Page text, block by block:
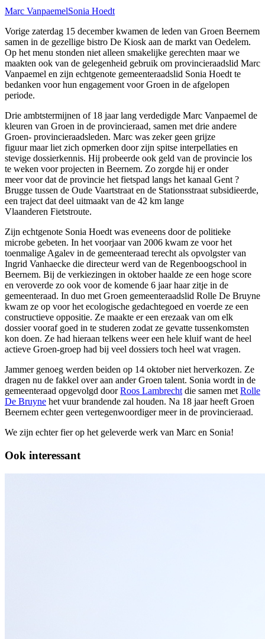
Marc VanpaemelSonia Hoedt
Vorige zaterdag 15 december kwamen de leden van Groen Beernem
samen in de gezellige bistro De Kiosk aan de markt van Oedelem.
Op het menu stonden niet alleen smakelijke gerechten maar we
maakten ook van de gelegenheid gebruik om provincieraadslid Marc
Vanpaemel en zijn echtgenote gemeenteraadslid Sonia Hoedt te
bedanken voor hun engagement voor Groen in de afgelopen
periode.
Drie ambtstermijnen of 18 jaar lang verdedigde Marc Vanpaemel de
kleuren van Groen in de provincieraad, samen met drie andere
Groen- provincieraadsleden. Marc was zeker geen grijze
figuur maar liet zich opmerken door zijn spitse interpellaties en
stevige dossierkennis. Hij probeerde ook geld van de provincie los
te weken voor projecten in Beernem. Zo zorgde hij er onder
meer voor dat de provincie het fietspad langs het kanaal Gent ?
Brugge tussen de Oude Vaartstraat en de Stationsstraat subsidieerde,
een traject dat deel uitmaakt van de 42 km lange
Vlaanderen Fietstroute.
Zijn echtgenote Sonia Hoedt was eveneens door de politieke
microbe gebeten. In het voorjaar van 2006 kwam ze voor het
toenmalige Agalev in de gemeenteraad terecht als opvolgster van
Ingrid Vanhaecke die directeur werd van de Regenboogschool in
Beernem. Bij de verkiezingen in oktober haalde ze een hoge score
en veroverde zo ook voor de komende 6 jaar haar zitje in de
gemeenteraad. In duo met Groen gemeenteraadslid Rolle De Bruyne
kwam ze op voor het ecologische gedachtegoed en voerde ze een
constructieve oppositie. Ze maakte er een erezaak van om elk
dossier vooraf goed in te studeren zodat ze gevatte tussenkomsten
kon doen. Ze had hieraan telkens weer een hele kluif want de heel
actieve Groen-groep had bij veel dossiers toch heel wat vragen.
Jammer genoeg werden beiden op 14 oktober niet herverkozen. Ze
dragen nu de fakkel over aan ander Groen talent. Sonia wordt in de
gemeenteraad opgevolgd doorRoos Lambrechtdie samen metRolle
De Bruyne het vuur brandende zal houden. Na 18 jaar heeft Groen
Beernem echter geen vertegenwoordiger meer in de provincieraad.
We zijn echter fier op het geleverde werk van Marc en Sonia!
Ook interessant